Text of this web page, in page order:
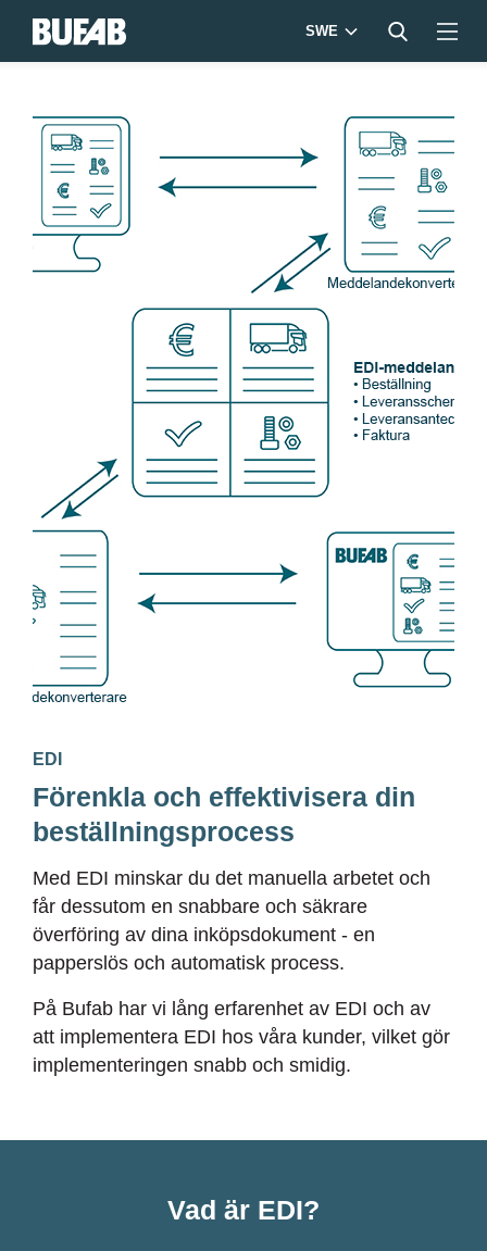
SWE
Bufab-
EDI-
SV
EDI
Förenkla och effektivisera din
beställningsprocess
Med EDI minskar du det manuella arbetet och
får dessutom en snabbare och säkrare
överföring av dina inköpsdokument - en
papperslös och automatisk process.
På Bufab har vi lång erfarenhet av EDI och av
att implementera EDI hos våra kunder, vilket gör
implementeringen snabb och smidig.
Vad är EDI?